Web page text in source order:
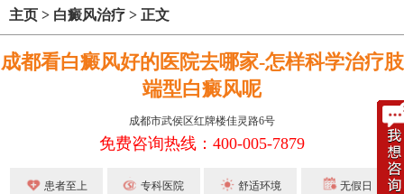
主页 > 白癜风治疗 > 正文
成都看白癜风好的医院去哪家-怎样科学治疗肢
端型白癜风呢
成都市武侯区红牌楼佳灵路6号
免费咨询热线：400-005-7879
患者至上 专科医院 舒适环境 无假日